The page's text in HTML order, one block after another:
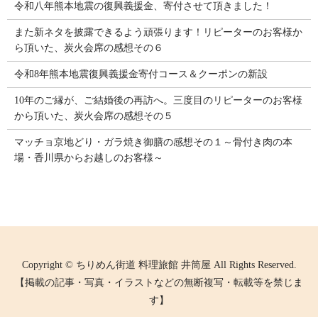
令和八年熊本地震の復興義援金、寄付させて頂きました！
また新ネタを披露できるよう頑張ります！リピーターのお客様か
ら頂いた、炭火会席の感想その６
令和8年熊本地震復興義援金寄付コース＆クーポンの新設
10年のご縁が、ご結婚後の再訪へ。三度目のリピーターのお客様
から頂いた、炭火会席の感想その５
マッチョ京地どり・ガラ焼き御膳の感想その１～骨付き肉の本
場・香川県からお越しのお客様～
Copyright © ちりめん街道 料理旅館 井筒屋 All Rights Reserved.
【掲載の記事・写真・イラストなどの無断複写・転載等を禁じま
す】